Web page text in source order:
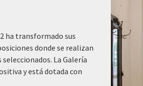
desayunar, tomar un
Es nuestro oasis en…